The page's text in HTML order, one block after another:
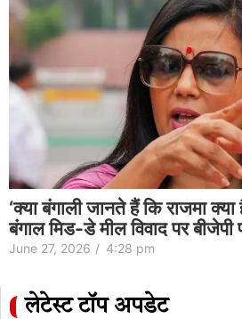
‘क्या बंगाली जानते हैं कि राजमा
बंगाल मिड-डे मील विवाद पर बीजेपी
June 27, 2026 / 4:28 pm
लेटेस्ट टॉप अपडेट